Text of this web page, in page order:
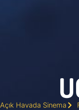
Açık Havada Sinema